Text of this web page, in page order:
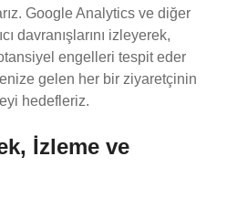
Google Analytics ve diğer
davranışlarını izleyerek,
engelleri tespit eder
gelen her bir ziyaretçinin
hedefleriz.
İzleme ve